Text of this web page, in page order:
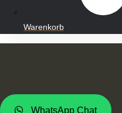
Warenkorb
WhatsApp Chat